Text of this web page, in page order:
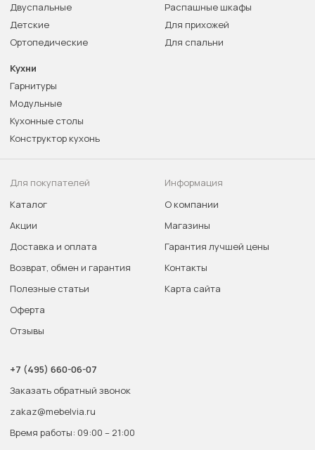
Двуспальные
Детские
Ортопедические
Распашные шкафы
Для прихожей
Для спальни
Кухни
Гарнитуры
Модульные
Кухонные столы
Конструктор кухонь
Для покупателей
Каталог
Акции
Доставка и оплата
Возврат, обмен и гарантия
Полезные статьи
Оферта
Отзывы
Информация
О компании
Магазины
Гарантия лучшей цены
Контакты
Карта сайта
+7 (495) 660-06-07
Заказать обратный звонок
zakaz@mebelvia.ru
Время работы: 09:00 – 21:00